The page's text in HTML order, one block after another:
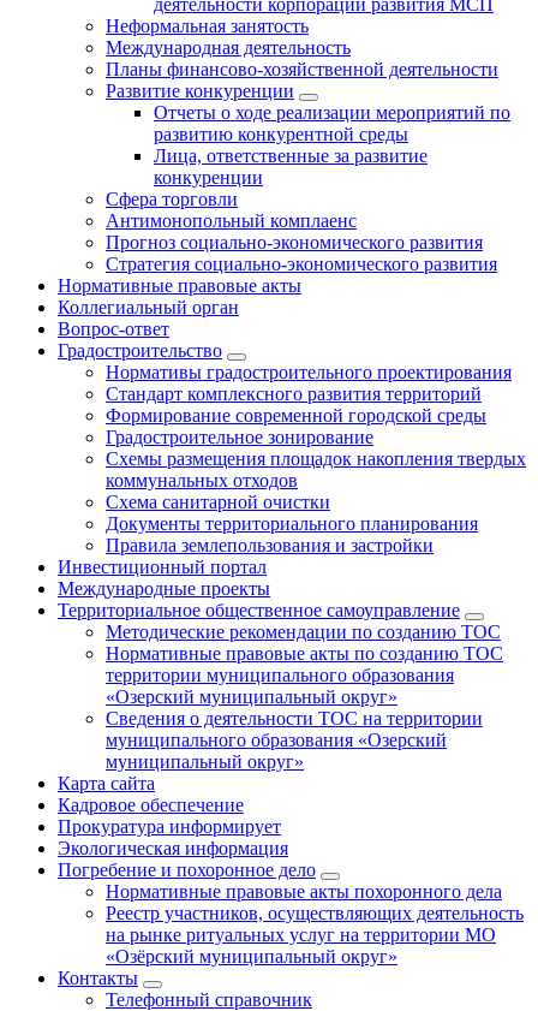
деятельности корпорации развития МСП
Неформальная занятость
Международная деятельность
Планы финансово-хозяйственной деятельности
Развитие конкуренции
Отчеты о ходе реализации мероприятий по
развитию конкурентной среды
Лица, ответственные за развитие
конкуренции
Сфера торговли
Антимонопольный комплаенс
Прогноз социально-экономического развития
Стратегия социально-экономического развития
Нормативные правовые акты
Коллегиальный орган
Вопрос-ответ
Градостроительство
Нормативы градостроительного проектирования
Стандарт комплексного развития территорий
Формирование современной городской среды
Градостроительное зонирование
Схемы размещения площадок накопления твердых
коммунальных отходов
Схема санитарной очистки
Документы территориального планирования
Правила землепользования и застройки
Инвестиционный портал
Международные проекты
Территориальное общественное самоуправление
Методические рекомендации по созданию ТОС
Нормативные правовые акты по созданию ТОС
территории муниципального образования
«Озерский муниципальный округ»
Сведения о деятельности ТОС на территории
муниципального образования «Озерский
муниципальный округ»
Карта сайта
Кадровое обеспечение
Прокуратура информирует
Экологическая информация
Погребение и похоронное дело
Нормативные правовые акты похоронного дела
Реестр участников, осуществляющих деятельность
на рынке ритуальных услуг на территории МО
«Озёрский муниципальный округ»
Контакты
Телефонный справочник